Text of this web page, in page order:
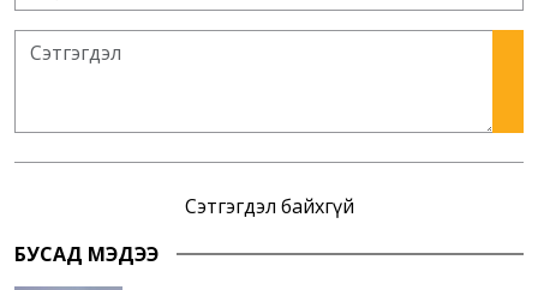
Сэтгэгдэл байхгүй
БУСАД МЭДЭЭ